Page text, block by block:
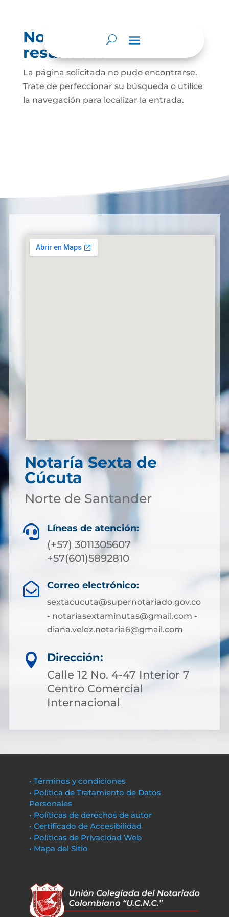
No se encontraron
resultados
La página solicitada no pudo encontrarse.
Trate de perfeccionar su búsqueda o utilice
la navegación para localizar la entrada.
Notaría Sexta de
Cúcuta
Norte de Santander
 Líneas de atención:
(+57) 3011305607
+57(601)5892810
 Correo electrónico:
sextacucuta@supernotariado.gov.co
- notariasextaminutas@gmail.com -
diana.velez.notaria6@gmail.com

Dirección:
Calle 12 No. 4-47 Interior 7
Centro Comercial
Internacional
• Términos y condiciones
• Política de Tratamiento de Datos
Personales
• Políticas de derechos de autor
• Certificado de Accesibilidad
• Políticas de Privacidad Web
• Mapa del Sitio